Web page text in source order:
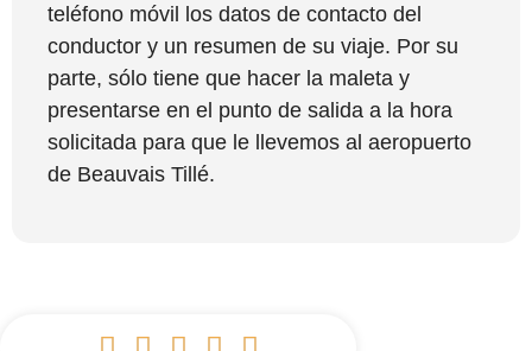
teléfono móvil los datos de contacto del
conductor y un resumen de su viaje. Por su
parte, sólo tiene que hacer la maleta y
presentarse en el punto de salida a la hora
solicitada para que le llevemos al aeropuerto
de Beauvais Tillé.